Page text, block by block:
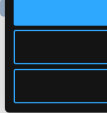
Bosch
(06008A7800)
535,79 EUR